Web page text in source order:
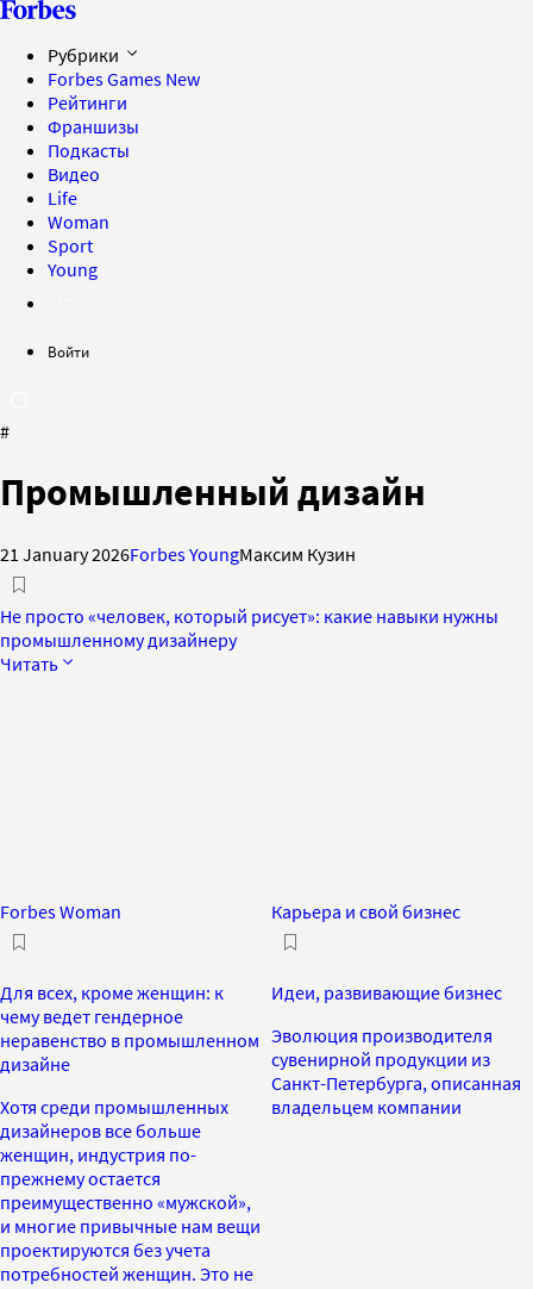
Рубрики
Forbes Games New
Рейтинги
Франшизы
Подкасты
Видео
Life
Woman
Sport
Young
Войти
#
Промышленный дизайн
21 January 2026Forbes YoungМаксим Кузин
Не просто «человек, который рисует»: какие навыки нужны
промышленному дизайнеру
Читать
Forbes Woman
Для всех, кроме женщин: к
чему ведет гендерное
неравенство в промышленном
дизайне
Хотя среди промышленных
дизайнеров все больше
женщин, индустрия по-
прежнему остается
преимущественно «мужской»,
и многие привычные нам вещи
проектируются без учета
потребностей женщин. Это не
Карьера и свой бизнес
Идеи, развивающие бизнес
Эволюция производителя
сувенирной продукции из
Санкт-Петербурга, описанная
владельцем компании